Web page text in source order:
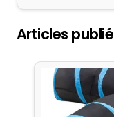
Articles